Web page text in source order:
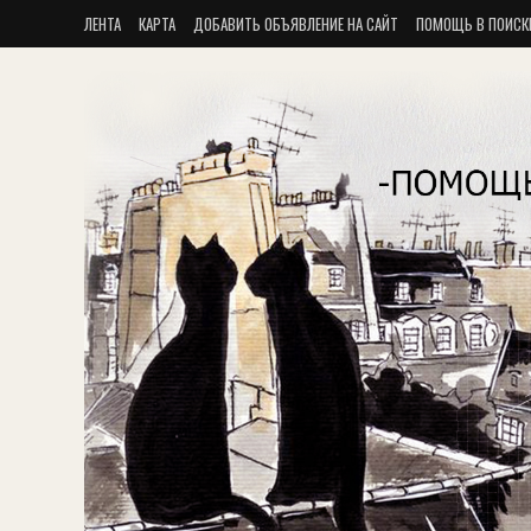
ЛЕНТА КАРТА ДОБАВИТЬ ОБЪЯВЛЕНИЕ НА САЙТ ПОМОЩЬ В